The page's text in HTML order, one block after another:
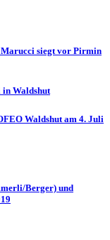
siegt vor Pirmin
Waldshut
Waldshut am 4. Juli
Berger) und